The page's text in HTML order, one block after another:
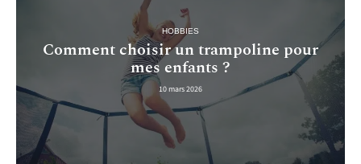
HOBBIES
Comment choisir un trampoline pour
mes enfants ?
10 mars 2026